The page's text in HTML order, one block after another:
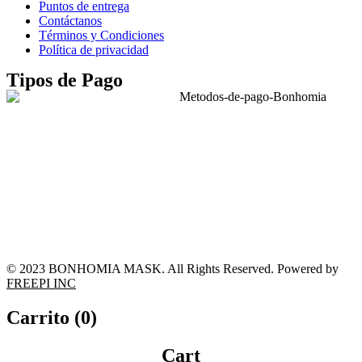
Puntos de entrega
Contáctanos
Términos y Condiciones
Política de privacidad
Tipos de Pago
© 2023 BONHOMIA MASK. All Rights Reserved. Powered by
FREEPI INC
Carrito (0)
Cart